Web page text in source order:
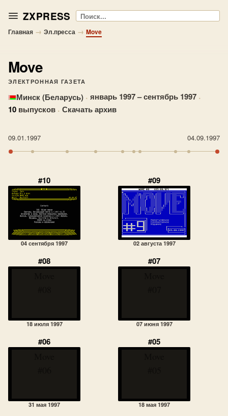
ZXPRESS Поиск
Главная → Эл.пресса → Move
Move
ЭЛЕКТРОННАЯ ГАЗЕТА
Минск (Беларусь) · январь 1997 – сентябрь 1997 ·
10 выпусков · Скачать архив
09.01.1997 04.09.1997
#10
04 сентября 1997
#09
02 августа 1997
#08
18 июля 1997
#07
07 июня 1997
#06
31 мая 1997
#05
18 мая 1997